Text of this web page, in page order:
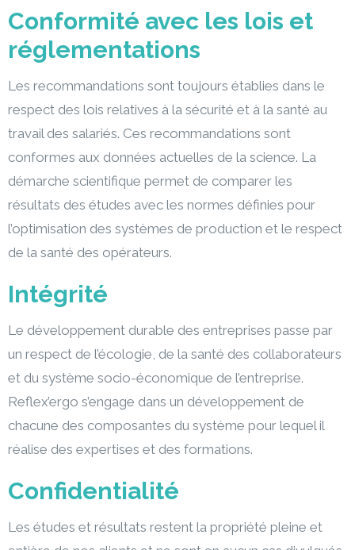
Conformité avec les lois et
réglementations
Les recommandations sont toujours établies dans le
respect des lois relatives à la sécurité et à la santé au
travail des salariés. Ces recommandations sont
conformes aux données actuelles de la science. La
démarche scientifique permet de comparer les
résultats des études avec les normes définies pour
l’optimisation des systèmes de production et le respect
de la santé des opérateurs.
Intégrité
Le développement durable des entreprises passe par
un respect de l’écologie, de la santé des collaborateurs
et du système socio-économique de l’entreprise.
Reflex’ergo s’engage dans un développement de
chacune des composantes du système pour lequel il
réalise des expertises et des formations.
Confidentialité
Les études et résultats restent la propriété pleine et